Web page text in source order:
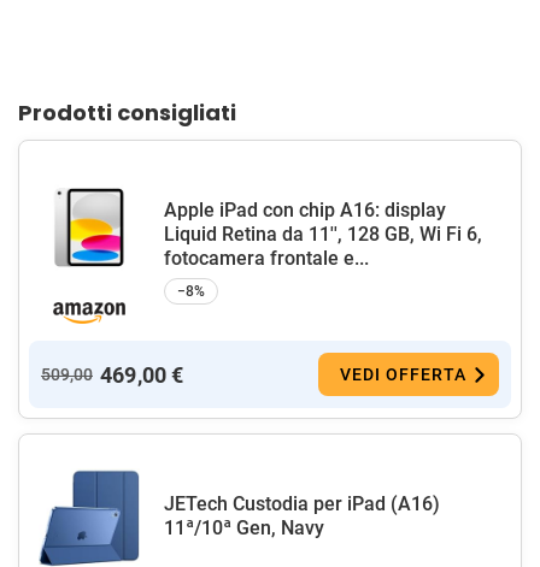
Prodotti consigliati
Apple iPad con chip A16: display
Liquid Retina da 11'', 128 GB, Wi Fi 6,
fotocamera frontale e...
−8%
509,00 469,00 € VEDI OFFERTA
JETech Custodia per iPad (A16)
11ª/10ª Gen, Navy